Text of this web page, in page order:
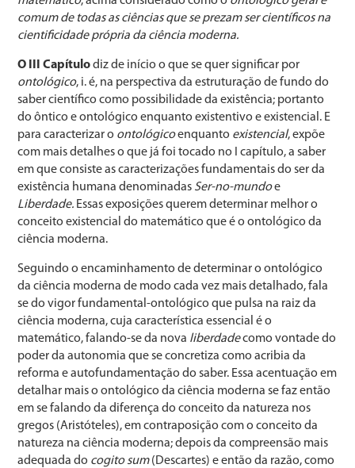
comum de todas as ciências que se prezam ser científicos na
cientificidade própria da ciência moderna.
O III Capítulodiz de início o que se quer significar por
ontológico, i. é, na perspectiva da estruturação de fundo do
saber científico como possibilidade da existência; portanto
do ôntico e ontológico enquanto existentivo e existencial. E
para caracterizar o ontológicoenquanto existencial, expõe
com mais detalhes o que já foi tocado no I capítulo, a saber
em que consiste as caracterizações fundamentais do ser da
existência humana denominadas Ser-no-mundoe
Liberdade. Essas exposições querem determinar melhor o
conceito existencial do matemático que é o ontológico da
ciência moderna.
Seguindo o encaminhamento de determinar o ontológico
da ciência moderna de modo cada vez mais detalhado, fala
se do vigor fundamental-ontológico que pulsa na raiz da
ciência moderna, cuja característica essencial é o
matemático, falando-se da nova liberdadecomo vontade do
poder da autonomia que se concretiza como acribia da
reforma e autofundamentação do saber. Essa acentuação em
detalhar mais o ontológico da ciência moderna se faz então
em se falando da diferença do conceito da natureza nos
gregos (Aristóteles), em contraposição com o conceito da
natureza na ciência moderna; depois da compreensão mais
adequada do cogito sum(Descartes) e então da razão, como